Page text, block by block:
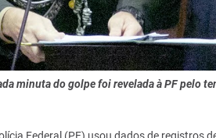
minuta do golpe foi revelada à PF pelo